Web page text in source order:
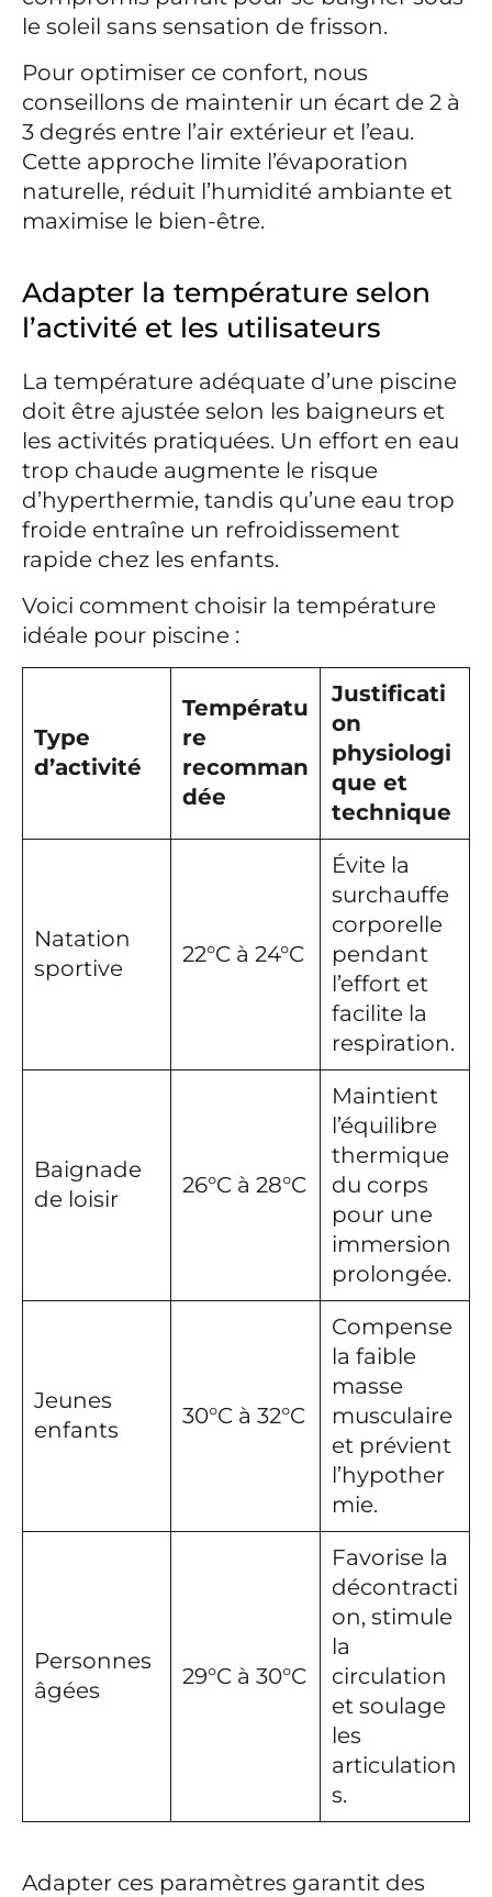
le soleil sans sensation de frisson.
Pour optimiser ce confort, nous
conseillons de maintenir un écart de 2 à
3 degrés entre l’air extérieur et l’eau.
Cette approche limite l’évaporation
naturelle, réduit l’humidité ambiante et
maximise le bien-être.
Adapter la température selon
l’activité et les utilisateurs
La température adéquate d’une piscine
doit être ajustée selon les baigneurs et
les activités pratiquées. Un effort en eau
trop chaude augmente le risque
d’hyperthermie, tandis qu’une eau trop
froide entraîne un refroidissement
rapide chez les enfants.
Voici comment choisir la température
idéale pour piscine :
Type
d’activité
Températu
re
recomman
dée
Justificati
on
physiologi
que et
technique
Natation
sportive
22°C à 24°C
Évite la
surchauffe
corporelle
pendant
l’effort et
facilite la
respiration.
Baignade
de loisir
26°C à 28°C
Maintient
l’équilibre
thermique
du corps
pour une
immersion
prolongée.
Jeunes
enfants
30°C à 32°C
Compense
la faible
masse
musculaire
et prévient
l’hypother
mie.
Personnes
âgées
29°C à 30°C
Favorise la
décontracti
on, stimule
la
circulation
et soulage
les
articulation
s.
Adapter ces paramètres garantit des